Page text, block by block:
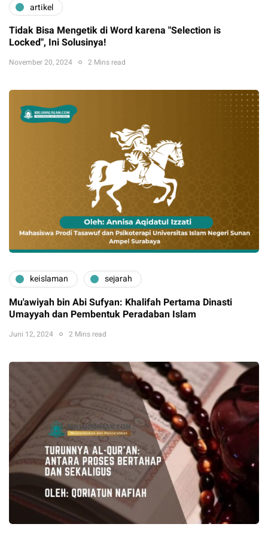
artikel
Tidak Bisa Mengetik di Word karena "Selection is
Locked", Ini Solusinya!
November 20, 2024 2 Mins read
keislaman sejarah
Mu'awiyah bin Abi Sufyan: Khalifah Pertama Dinasti
Umayyah dan Pembentuk Peradaban Islam
Juni 12, 2024 2 Mins read